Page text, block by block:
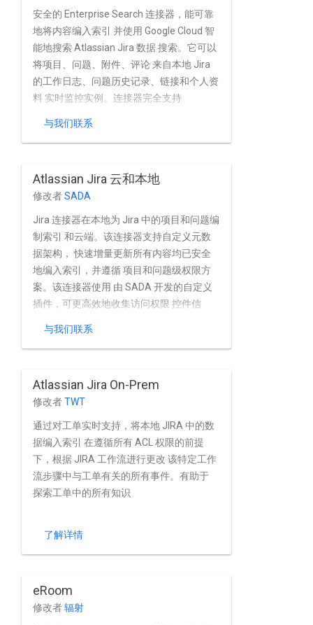
安全的 Enterprise Search 连接器，能可靠
地将内容编入索引 并使用 Google Cloud 智
能地搜索 Atlassian Jira 数据 搜索。它可以
将项目、问题、附件、评论 来自本地 Jira
的工作日志、问题历史记录、链接和个人资
料 实时监控实例。连接器完全支持
能，以及 Jira 基于 Active Directory 和其他
与我们联系
Atlassian Jira 云和本地
修改者SADA
Jira 连接器在本地为 Jira 中的项目和问题编
制索引 和云端。该连接器支持自定义元数
据架构， 快速增量更新所有内容均已安全
地编入索引，并遵循 项目和问题级权限方
案。该连接器使用 由 SADA 开发的自定义
插件，可更高效地收集访问权限 控件信
和群组管理功能。
与我们联系
Atlassian Jira On-Prem
修改者TWT
通过对工单实时支持，将本地 JIRA 中的数
据编入索引 在遵循所有 ACL 权限的前提
下，根据 JIRA 工作流进行更改 该特定工作
流步骤中与工单有关的所有事件。有助于
探索工单中的所有知识
了解详情
eRoom
修改者辐射